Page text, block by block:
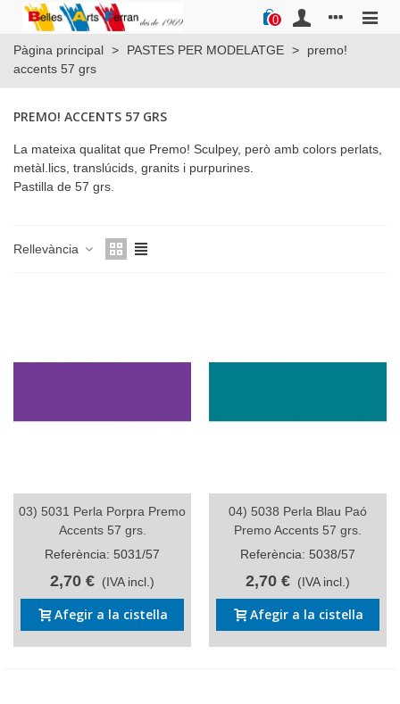
0
Pàgina principal > PASTES PER MODELATGE >
premo!
accents 57 grs
PREMO! ACCENTS 57 GRS
La mateixa qualitat que Premo! Sculpey, però amb colors perlats,
metàl.lics, translúcids, granits i purpurines.
Pastilla de 57 grs.
Rellevància
03) 5031 Perla Porpra Premo
Accents 57 grs.
Referència: 5031/57
2,70 € (IVA incl.)
Afegir a la cistella
04) 5038 Perla Blau Paó
Premo Accents 57 grs.
Referència: 5038/57
2,70 € (IVA incl.)
Afegir a la cistella